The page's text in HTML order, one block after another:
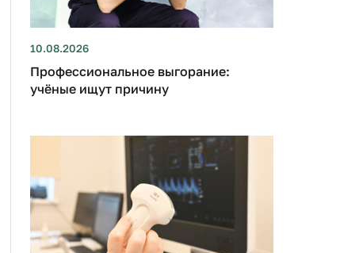
10.08.2026
Профессиональное выгорание:
учёные ищут причину